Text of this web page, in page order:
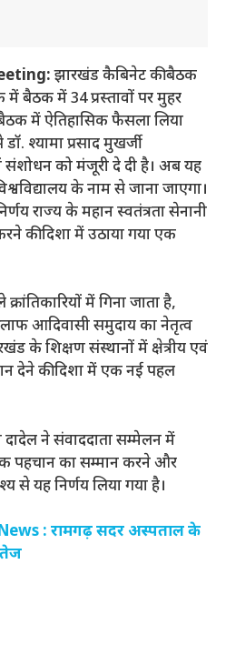
झारखंड कैबिनेट की बैठक
बैठक में 34 प्रस्तावों पर मुहर
में ऐतिहासिक फैसला लिया
श्यामा प्रसाद मुखर्जी
संशोधन को मंजूरी दे दी है। अब यह
के नाम से जाना जाएगा।
राज्य के महान स्वतंत्रता सेनानी
की दिशा में उठाया गया एक
में गिना जाता है,
आदिवासी समुदाय का नेतृत्व
के शिक्षण संस्थानों में क्षेत्रीय एवं
देने की दिशा में एक नई पहल
ने संवाददाता सम्मेलन में
पहचान का सम्मान करने और
से यह निर्णय लिया गया है।
: रामगढ़ सदर अस्पताल के
तेज